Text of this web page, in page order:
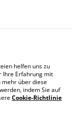
Policy
helfen uns zu
Ihre Erfahrung mit
mehr über diese
indem Sie auf
Cookie-Richtlinie